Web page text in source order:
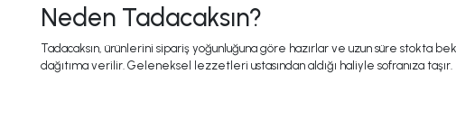
Neden Tadacaksın?
Tadacaksın, ürünlerini sipariş yoğunluğuna göre hazırlar ve uzun süre
dağıtıma verilir. Geleneksel lezzetleri ustasından aldığı haliyle sofranıza taşır.